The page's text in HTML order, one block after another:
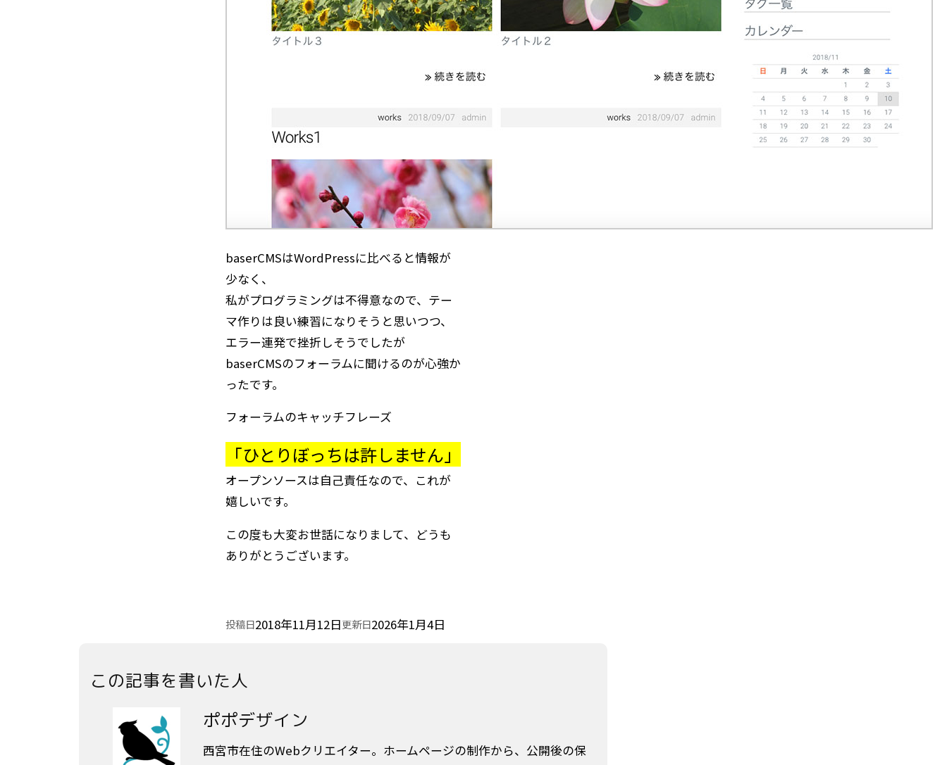
baserCMSはWordPressに比べると情報が
少なく、
私がプログラミングは不得意なので、テー
マ作りは良い練習になりそうと思いつつ、
エラー連発で挫折しそうでしたが
baserCMSのフォーラムに聞けるのが心強か
ったです。
フォーラムのキャッチフレーズ
「ひとりぼっちは許しません」
オープンソースは自己責任なので、これが
嬉しいです。
この度も大変お世話になりまして、どうも
ありがとうございます。
投稿日2018年11月12日更新日2026年1月4日
この記事を書いた人
ポポデザイン
西宮市在住のWebクリエイター。ホームページの制作から、公開後の保